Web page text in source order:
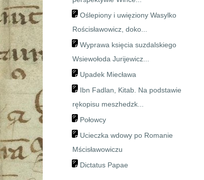
Oślepiony i uwięziony Wasylko
Rościsławowicz, doko...
Wyprawa księcia suzdalskiego
Wsiewołoda Jurijewicz...
Upadek Miecława
Ibn Fadlan, Kitab. Na podstawie
rękopisu meszhedzk...
Połowcy
Ucieczka wdowy po Romanie
Mścisławowiczu
Dictatus Papae